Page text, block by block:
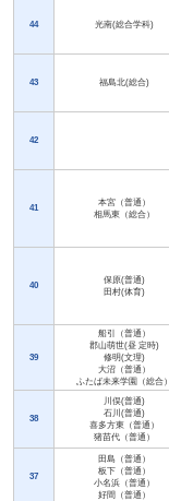
44 光南(総合学科)
43 福島北(総合)
42
41
本宮（普通）
相馬東（総合）
40
保原(普通)
田村(体育)
39
船引（普通）
郡山萌世(昼 定時)
修明(文理)
大沼（普通）
ふたば未来学園（総合）
38
川俣(普通)
石川(普通)
喜多方東（普通）
猪苗代（普通）
37
田島（普通）
板下（普通）
小名浜（普通）
好間（普通）